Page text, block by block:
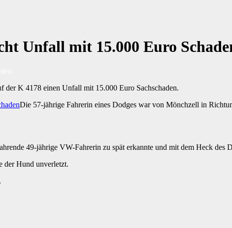
Unfall mit 15.000 Euro
K 4178 einen Unfall mit 15.000 Euro Sachschaden.
Die 57-jährige Fahrerin eines Dodges war von Mönchzell in
49-jährige VW-Fahrerin zu spät erkannte und mit dem Heck des
der Hund unverletzt.